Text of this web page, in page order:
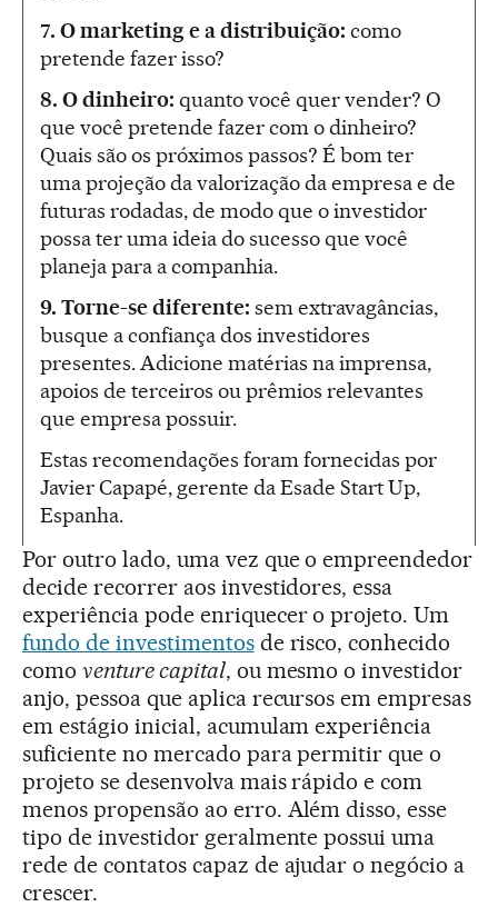
7. O marketing e a distribuição: como
pretende fazer isso?
8. O dinheiro: quanto você quer vender? O
que você pretende fazer com o dinheiro?
Quais são os próximos passos? É bom ter
uma projeção da valorização da empresa e de
futuras rodadas, de modo que o investidor
possa ter uma ideia do sucesso que você
planeja para a companhia.
9. Torne-se diferente: sem extravagâncias,
busque a confiança dos investidores
presentes. Adicione matérias na imprensa,
apoios de terceiros ou prêmios relevantes
que empresa possuir.
Estas recomendações foram fornecidas por
Javier Capapé, gerente da Esade Start Up,
Espanha.
Por outro lado, uma vez que o empreendedor
decide recorrer aos investidores, essa
experiência pode enriquecer o projeto. Um
fundo de investimentosde risco, conhecido
como venture capital, ou mesmo o investidor
anjo, pessoa que aplica recursos em empresas
em estágio inicial, acumulam experiência
suficiente no mercado para permitir que o
projeto se desenvolva mais rápido e com
menos propensão ao erro. Além disso, esse
tipo de investidor geralmente possui uma
rede de contatos capaz de ajudar o negócio a
crescer.